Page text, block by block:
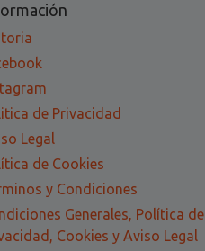
de Privacidad
Legal
de Cookies
y Condiciones
Generales, Política de
Cookies y Aviso Legal